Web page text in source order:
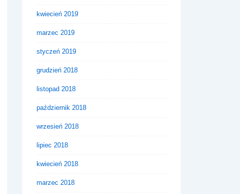
kwiecień 2019
marzec 2019
styczeń 2019
grudzień 2018
listopad 2018
październik 2018
wrzesień 2018
lipiec 2018
kwiecień 2018
marzec 2018